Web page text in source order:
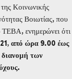
Κοινωνικής
Βοιωτίας, που
ΤΕΒΑ, ενημερώνει ότι
, από ώρα 9.00 έως
διανομή των